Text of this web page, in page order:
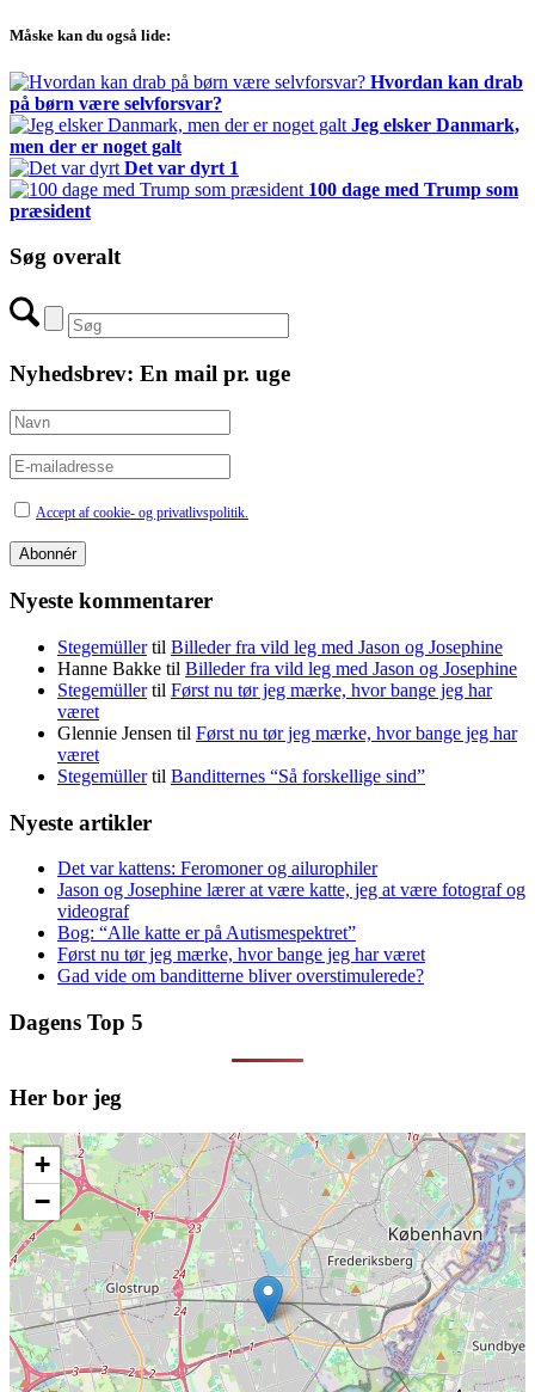
Måske kan du også lide:
Hvordan kan drab
på børn være selvforsvar?
Jeg elsker Danmark,
men der er noget galt
Det var dyrt 1
100 dage med Trump som
præsident
Søg overalt
Nyhedsbrev: En mail pr. uge
Accept af cookie- og privatlivspolitik.
Nyeste kommentarer
Stegemüllertil Billeder fra vild leg med Jason og Josephine
Hanne Bakke til Billeder fra vild leg med Jason og Josephine
Stegemüllertil Først nu tør jeg mærke, hvor bange jeg har
været
Glennie Jensen til Først nu tør jeg mærke, hvor bange jeg har
været
Stegemüllertil Banditternes “Så forskellige sind”
Nyeste artikler
Det var kattens: Feromoner og ailurophiler
Jason og Josephine lærer at være katte, jeg at være fotograf og
videograf
Bog: “Alle katte er på Autismespektret”
Først nu tør jeg mærke, hvor bange jeg har været
Gad vide om banditterne bliver overstimulerede?
Dagens Top 5
Her bor jeg
+
−